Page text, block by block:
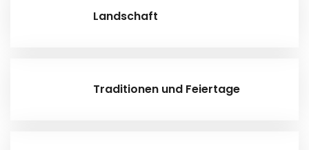
Landschaft
Traditionen und Feiertage